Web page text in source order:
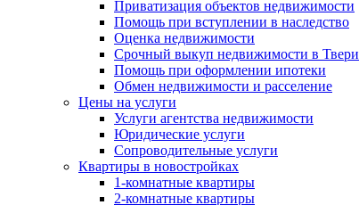
Приватизация объектов недвижимости
Помощь при вступлении в наследство
Оценка недвижимости
Срочный выкуп недвижимости в Твери
Помощь при оформлении ипотеки
Обмен недвижимости и расселение
Цены на услуги
Услуги агентства недвижимости
Юридические услуги
Сопроводительные услуги
Квартиры в новостройках
1-комнатные квартиры
2-комнатные квартиры